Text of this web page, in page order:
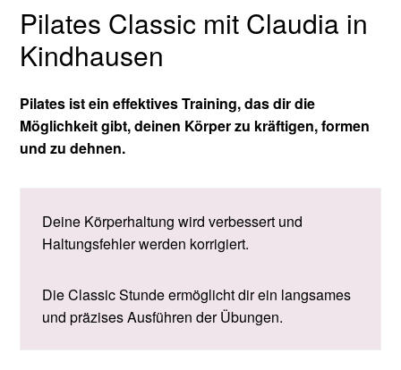
Pilates Classic mit Claudia in
Kindhausen
Pilates ist ein effektives Training, das dir die
Möglichkeit gibt, deinen Körper zu kräftigen, formen
und zu dehnen.
Deine Körperhaltung wird verbessert und
Haltungsfehler werden korrigiert.
Die Classic Stunde ermöglicht dir ein langsames
und präzises Ausführen der Übungen.